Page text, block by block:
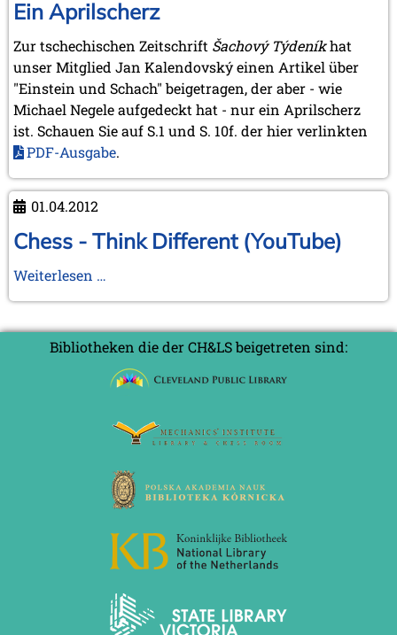
2012
Juni 2012 (1 Eintrag)
Mai 2012 (1 Eintrag)
April 2012 (6 Einträge)
März 2012 (2 Einträge)
Februar 2012 (3 Einträge)
Januar 2012 (5 Einträge)
2011
November 2011 (2 Einträge)
August 2011 (3 Einträge)
Juni 2011 (2 Einträge)
April 2011 (5 Einträge)
März 2011 (1 Eintrag)
Januar 2011 (4 Einträge)
Dezember 2010 (1 Eintrag)
Oktober 2010 (1 Eintrag)
September 2010 (1 Eintrag)
Juni 2010 (2 Einträge)
April 2010 (3 Einträge)
Februar 2010 (1 Eintrag)
Januar 2010 (4 Einträge)
Dezember 2009 (3 Einträge)
November 2009 (4 Einträge)
Norwich-
2012
Ein Aprilscherz
Zur tschechischen Zeitschrift Šachový Týdeníkhat
unser Mitglied Jan Kalendovský einen Artikel über
"Einstein und Schach" beigetragen, der aber - wie
Michael Negele aufgedeckt hat - nur ein Aprilscherz
ist. Schauen Sie auf S.1 und S. 10f. der hier verlinkten
PDF-Ausgabe.
01.04.2012
Chess - Think Different (YouTube)
Weiterlesen …
Different
(YouTube)
Bibliotheken die der CH&LS beigetreten sind: